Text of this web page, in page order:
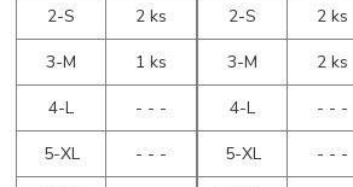
2-S
2 ks
3-M
1 ks
4-L
- - -
5-XL
- - -
2-S
2 ks
3-M
2 ks
4-L
- - -
5-XL
- - -